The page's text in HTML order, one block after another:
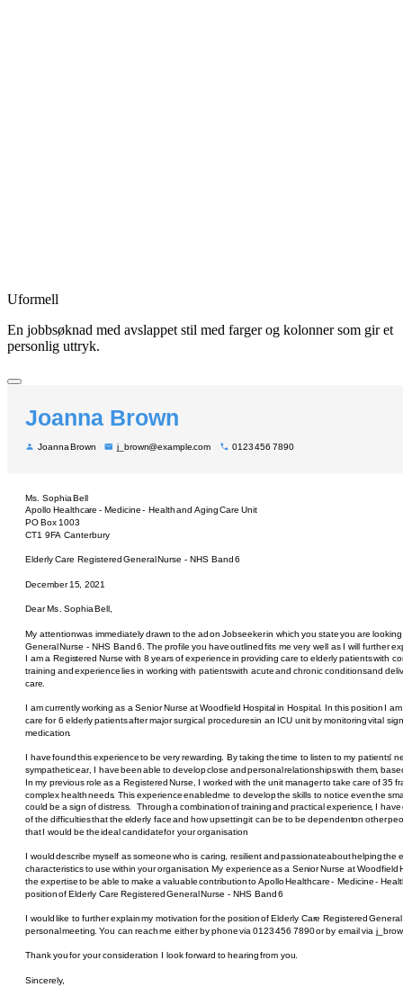
Uformell
En jobbsøknad med avslappet stil med farger og kolonner som gir et
personlig uttryk.